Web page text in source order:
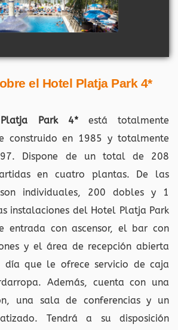
el Hotel Platja Park 4*
Park 4*está totalmente
construido en 1985 y totalmente
Dispone de un total de 208
en cuatro plantas. De las
individuales, 200 dobles y 1
instalaciones del Hotel Platja Park
entrada con ascensor, el bar con
y el área de recepción abierta
que le ofrece servicio de caja
Además, cuenta con una
una sala de conferencias y un
Tendrá a su disposición